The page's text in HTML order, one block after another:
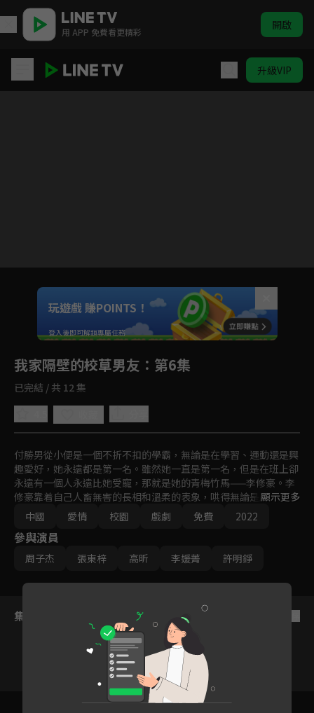
用 APP 免費看更精彩 開啟
升級VIP
Unmute
如有不便請見諒
玩遊戲 賺POINTS！
登入後即可解鎖專屬任務
我家隔壁的校草男友 ：第6集
已完結 / 共 12 集
付勝男從小便是一個不折不扣的學霸，無論是在學習、運動還是興
趣愛好，她永遠都是第一名。雖然她一直是第一名，但是在班上卻
永遠有一個人永遠比她受寵，那就是她的青梅竹馬——李修豪。李
修豪靠着自己人畜無害的長相和溫柔的表象，哄得無論是周圍的朋
友還是長輩都十分喜愛，而只有付勝男才知道李修豪有多麼的惡趣
味。李修豪也一直以爲只要一直陪在她身邊，付勝男遲早有一天會
看到自己。直到付勝男的學長劉佑文出現，他才有了危機感，勇敢
的邁出了那一步......
顯示更多
中國
愛情 校園 戲劇 免費 2022
參與演員
周子杰 張東梓 高昕 李媛菁 許明錚
集數列表
5 6 7